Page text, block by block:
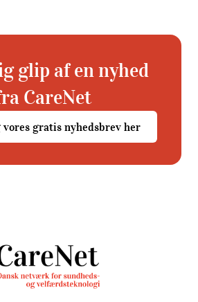
glip af en nyhed
CareNet
gratis nyhedsbrev her